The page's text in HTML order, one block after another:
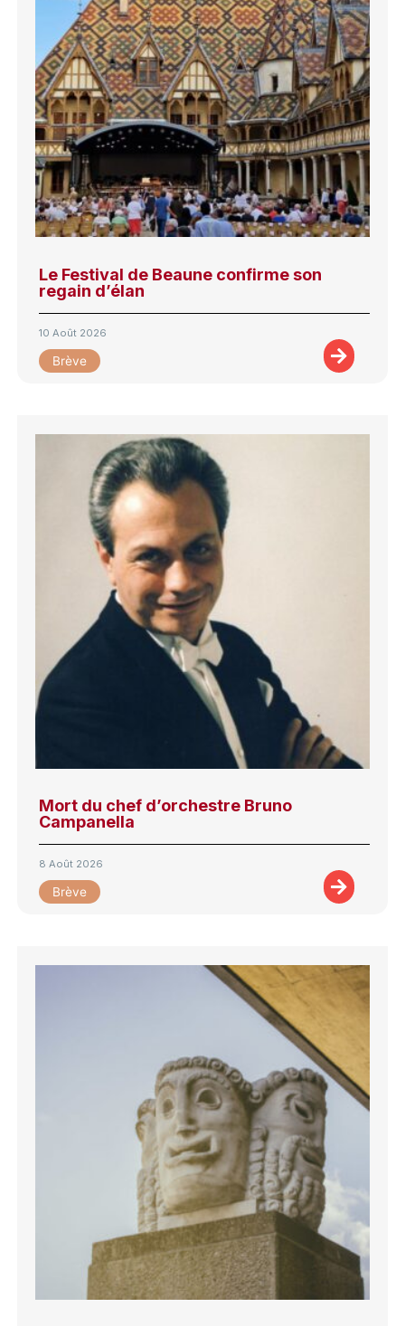
Le Festival de Beaune confirme son
regain d’élan
10 Août 2026
Brève
Mort du chef d’orchestre Bruno
Campanella
8 Août 2026
Brève